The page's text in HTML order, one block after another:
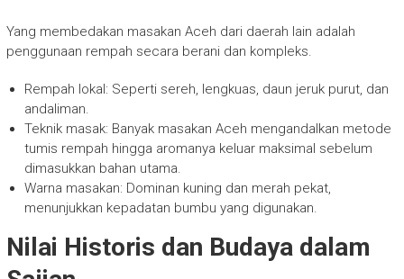
Yang membedakan masakan Aceh dari daerah lain adalah
penggunaan rempah secara berani dan kompleks.
Rempah lokal: Seperti sereh, lengkuas, daun jeruk purut, dan
andaliman.
Teknik masak: Banyak masakan Aceh mengandalkan metode
tumis rempah hingga aromanya keluar maksimal sebelum
dimasukkan bahan utama.
Warna masakan: Dominan kuning dan merah pekat,
menunjukkan kepadatan bumbu yang digunakan.
Nilai Historis dan Budaya dalam